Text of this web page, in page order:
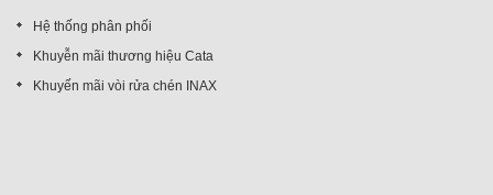
Hệ thống phân phối
Khuyễn mãi thương hiệu Cata
Khuyến mãi vòi rửa chén INAX